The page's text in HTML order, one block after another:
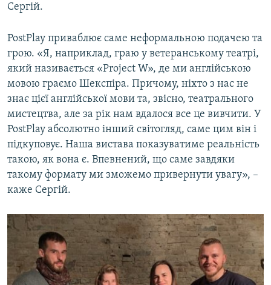
Сергій.
PostPlay приваблює саме неформальною подачею та
грою. «Я, наприклад, граю у ветеранському театрі,
який називається «Project W», де ми англійською
мовою граємо Шекспіра. Причому, ніхто з нас не
знає цієї англійської мови та, звісно, театрального
мистецтва, але за рік нам вдалося все це вивчити. У
PostPlay абсолютно інший світогляд, саме цим він і
підкуповує. Наша вистава показуватиме реальність
такою, як вона є. Впевнений, що саме завдяки
такому формату ми зможемо привернути увагу», –
каже Сергій.